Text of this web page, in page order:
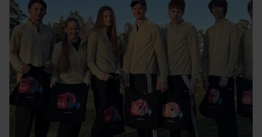
ULTRA
FRIIDROTTSKOLLEN – VEM
TÄVLAR NÄR OCH VAR?
TT
OC
PRESTATIONSCENTR
LOPP
DISTRIKTSKALENDR
INTERNATIONELLA
TÄVLINGAR
TÄVLINGSSIDOR SM OCH
FGP
SVENSK FRIIDROTTS
PARATOUR
REKORD
SVENSKA
REKORD
SM-
REKORD
VÄRLDSREKO
EUROPAREKO